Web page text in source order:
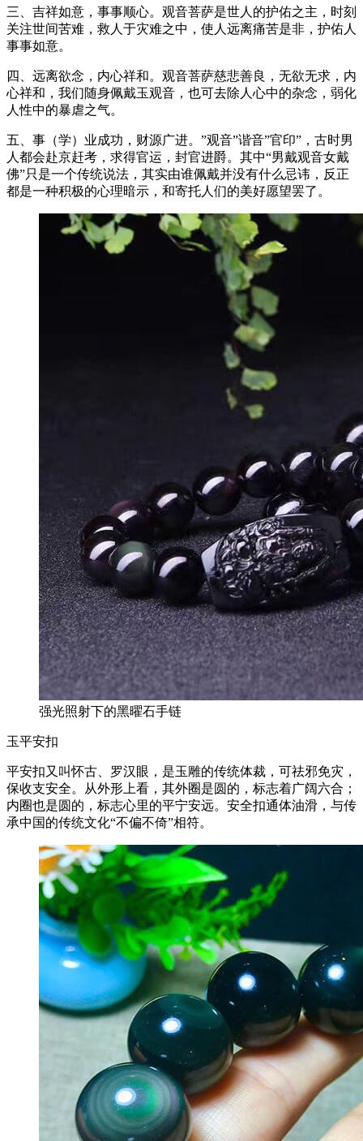
三、吉祥如意，事事顺心。观音菩萨是世人的护佑之主，时刻
关注世间苦难，救人于灾难之中，使人远离痛苦是非，护佑人
事事如意。
四、远离欲念，内心祥和。观音菩萨慈悲善良，无欲无求，内
心祥和，我们随身佩戴玉观音，也可去除人心中的杂念，弱化
人性中的暴虐之气。
五、事（学）业成功，财源广进。”观音”谐音”官印”，古时男
人都会赴京赶考，求得官运，封官进爵。其中“男戴观音女戴
佛”只是一个传统说法，其实由谁佩戴并没有什么忌讳，反正
都是一种积极的心理暗示，和寄托人们的美好愿望罢了。
强光照射下的黑曜石手链
玉平安扣
平安扣又叫怀古、罗汉眼，是玉雕的传统体裁，可祛邪免灾，
保收支安全。从外形上看，其外圈是圆的，标志着广阔六合；
内圈也是圆的，标志心里的平宁安远。安全扣通体油滑，与传
承中国的传统文化“不偏不倚”相符。